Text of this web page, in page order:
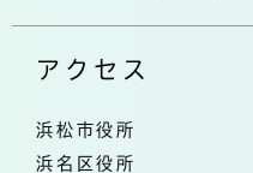
アクセス
浜松市役所
浜名区役所